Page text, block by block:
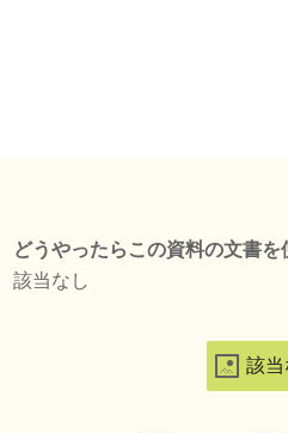
どうやったらこの資料の文書を
該当なし
該当